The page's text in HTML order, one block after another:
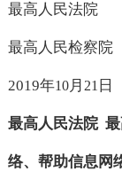
最高人民法院
最高人民检察院
2019年10月 21 日
最高人民法院
络、帮助信息网